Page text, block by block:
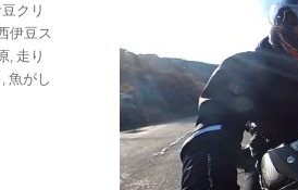
クリ
伊豆ス
走り
,魚がし